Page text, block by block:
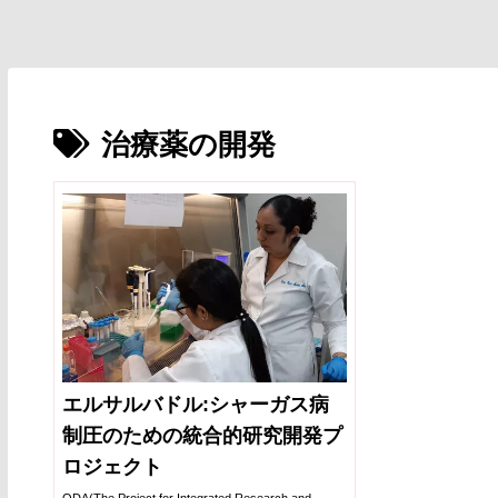
治療薬の開発
エルサルバドル:シャーガス病
制圧のための統合的研究開発プ
ロジェクト